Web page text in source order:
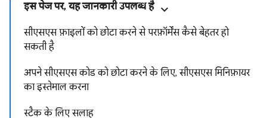
इस पेज पर, यह जानकारी उपलब्ध है
सीएसएस फ़ाइलों को छोटा करने से परफ़ॉर्मेंस कैसे बेहतर हो
सकती है
अपने सीएसएस कोड को छोटा करने के लिए, सीएसएस मिनिफ़ायर
का इस्तेमाल करना
स्टैक के लिए सलाह